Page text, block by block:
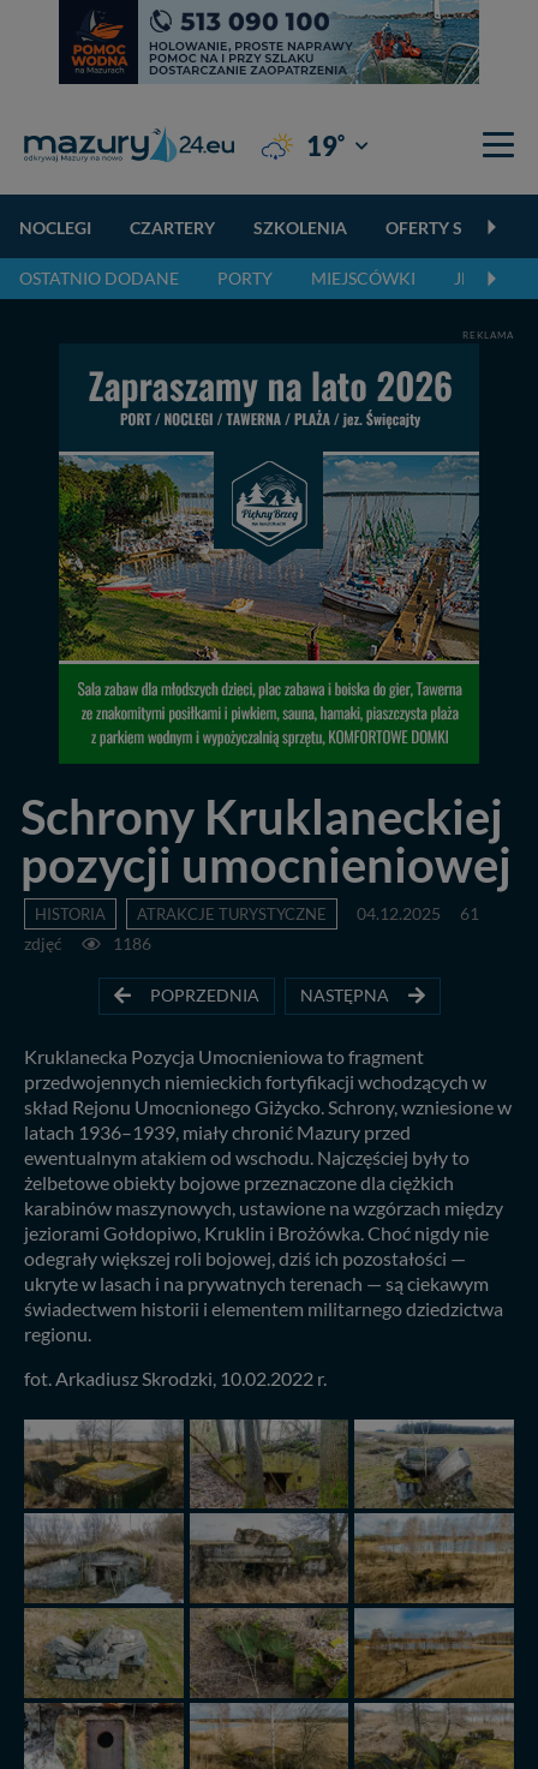
19° Giżycko
NOCLEGI CZARTERY SZKOLENIA OFERTY
OSTATNIO DODANE PORTY MIEJSCÓWKI JEZIORA,
REKLAMA
Schrony Kruklaneckiej
pozycji umocnieniowej
HISTORIA ATRAKCJE TURYSTYCZNE 04.12.2025
61
zdjęć
1186
POPRZEDNIA NASTĘPNA
Kruklanecka Pozycja Umocnieniowa to fragment
przedwojennych niemieckich fortyfikacji wchodzących w
skład Rejonu Umocnionego Giżycko. Schrony, wzniesione w
latach 1936–1939, miały chronić Mazury przed
ewentualnym atakiem od wschodu. Najczęściej były to
żelbetowe obiekty bojowe przeznaczone dla ciężkich
karabinów maszynowych, ustawione na wzgórzach między
jeziorami Gołdopiwo, Kruklin i Brożówka. Choć nigdy nie
odegrały większej roli bojowej, dziś ich pozostałości —
ukryte w lasach i na prywatnych terenach — są ciekawym
świadectwem historii i elementem militarnego dziedzictwa
regionu.
fot. Arkadiusz Skrodzki, 10.02.2022 r.